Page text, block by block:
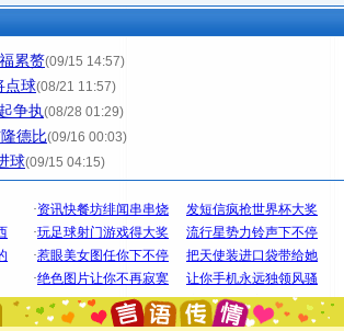
累赘(09/15 14:57)
点球(08/21 11:57)
争执(08/28 01:29)
德比(09/16 00:03)
球(09/15 04:15)
[圣诞节]圣诞节到了，想想没什么送给你的，又不打算给
你太多，只有给你五千万：千万快乐！千万要健康！千万
要平安！千万要知足！千万不要忘记我！